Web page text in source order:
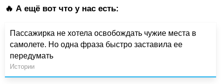
🔥 А ещё вот что у нас есть:
Пассажирка не хотела освобождать чужие места в
самолете. Но одна фраза быстро заставила ее
передумать
Истории